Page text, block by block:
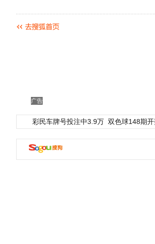
广告
彩民车牌号投注中3.9万 双色球148期